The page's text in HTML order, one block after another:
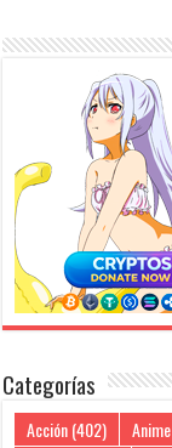
Categorías
Acción(402) Anime